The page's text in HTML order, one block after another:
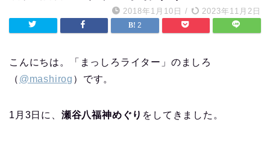
2018年1月10日 / 2023年11月2日
2
こんにちは。「まっしろライター」のましろ
（ @mashirog ）です。
1月3日に、 瀬谷八福神めぐり をしてきました。